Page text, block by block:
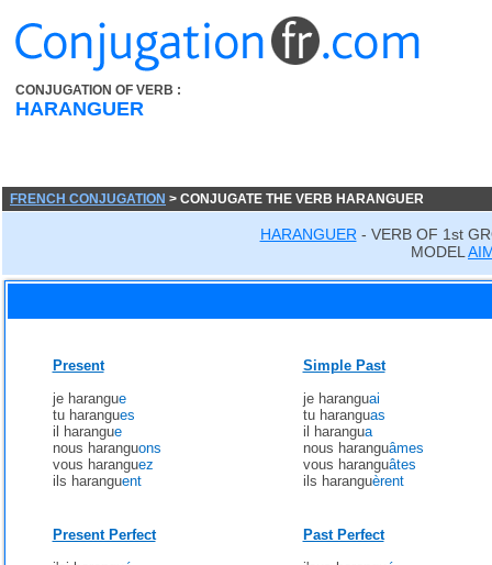
CONJUGATION OF VERB :
HARANGUER
FRENCH CONJUGATION > CONJUGATE THE VERB HARANGUER
HARANGUER - VERB OF 1st
MODEL
Present
je harangue
tu harangues
il harangue
nous haranguons
vous haranguez
ils haranguent
Simple Past
je haranguai
tu haranguas
il harangua
nous haranguâmes
vous haranguâtes
ils haranguèrent
Present Perfect
Past Perfect